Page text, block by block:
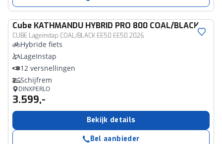
Cube KATHMANDU HYBRID PRO 800 COAL/BLACK
CUBE Lageinstap COAL/BLACK EE50 EE50 2026
Hybride fiets
LageInstap
12 versnellingen
Schijfrem
DINXPERLO
3.599,-
Bekijk details
Bel aanbieder